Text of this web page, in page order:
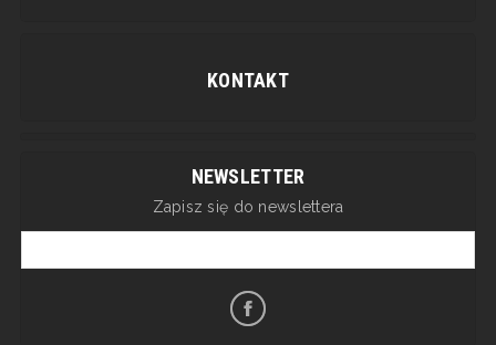
KONTAKT
NEWSLETTER
Zapisz się do newslettera